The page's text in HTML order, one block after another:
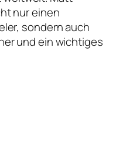
nur einen
sondern auch
und ein wichtiges